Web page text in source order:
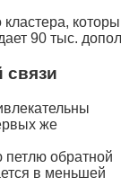
кластера,
90 тыс.
связи
же
обратной
в меньшей